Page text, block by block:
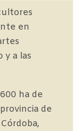
en
y a las
ha de
de